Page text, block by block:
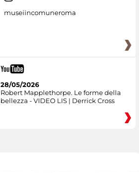
museiincomuneroma
28/05/2026
Robert Mapplethorpe. Le forme della
bellezza - VIDEO LIS | Derrick Cross